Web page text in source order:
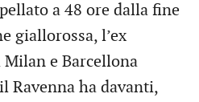
a 48 ore dalla fine
giallorossa, l’ex
e Barcellona
Ravenna ha davanti,